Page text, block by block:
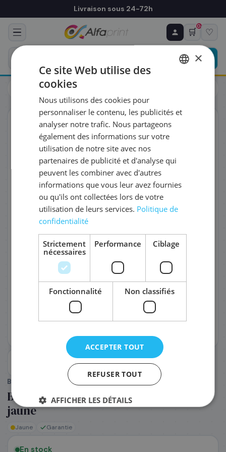
Livraison sous 24-72h
🛒
0
♡
Toners
Brother
ORIGINAL
BROTHER (Réf. :
Brother LC521Y - Cartouche d'encre
jaune
Jaune Garantie
En stock
♻ COMMANDE RÉCURRENTE
Prévoyez & économisez
Programmez votre prochain achat — notre équipe
vous prépare un devis personnalisé
RÉFÉRENCE DU PRODUIT
FRÉQUENCE
QUANTITÉ PAR LIVRAISON
DATE DE PREMIÈRE LIVRAISON SOUHAITÉE
TÉLÉPHONE*
SOCIÉTÉ
×
Ce site Web utilise des
cookies
Nous utilisons des cookies pour
personnaliser le contenu, les publicités et
analyser notre trafic. Nous partageons
également des informations sur votre
utilisation de notre site avec nos
partenaires de publicité et d'analyse qui
peuvent les combiner avec d'autres
informations que vous leur avez fournies
ou qu'ils ont collectées lors de votre
utilisation de leurs services. Politique de
confidentialité
Strictement
nécessaires
Performance Ciblage
Fonctionnalité Non classifiés
ACCEPTER TOUT
REFUSER TOUT
AFFICHER LES DÉTAILS